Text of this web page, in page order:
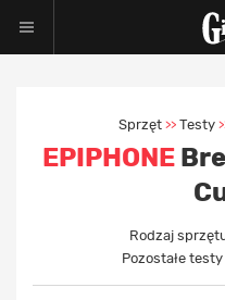
Sprzęt >> Testy
EPIPHONE
Rodzaj
Pozostałe